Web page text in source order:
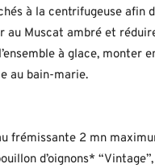
à la centrifugeuse afin
au Muscat ambré et
à glace,
au bain-marie.
frémissante 2 mn
d’oignons*